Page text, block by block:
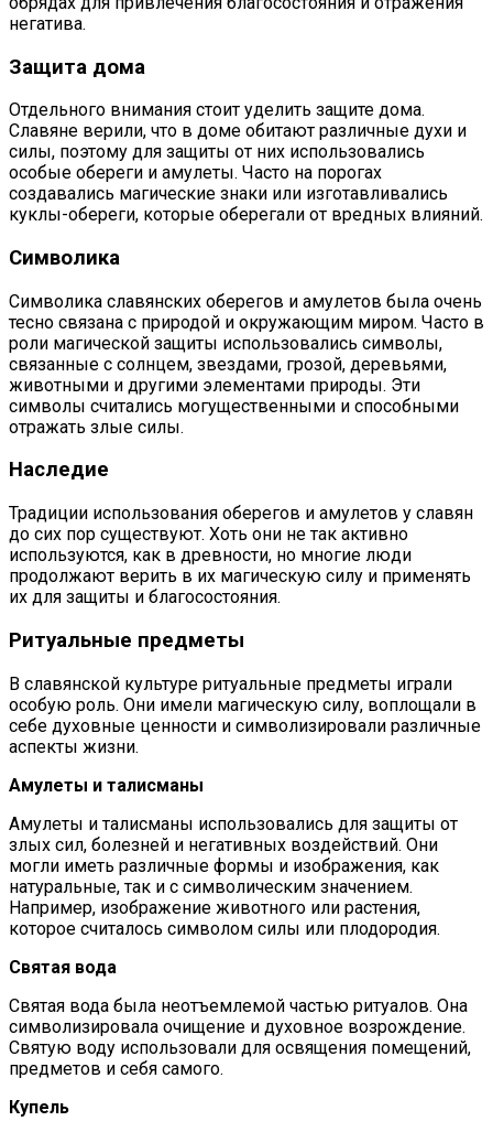
негатива.
Защита дома
Отдельного внимания стоит уделить защите дома.
Славяне верили, что в доме обитают различные духи и
силы, поэтому для защиты от них использовались
особые обереги и амулеты. Часто на порогах
создавались магические знаки или изготавливались
куклы-обереги, которые оберегали от вредных влияний.
Символика
Символика славянских оберегов и амулетов была очень
тесно связана с природой и окружающим миром. Часто в
роли магической защиты использовались символы,
связанные с солнцем, звездами, грозой, деревьями,
животными и другими элементами природы. Эти
символы считались могущественными и способными
отражать злые силы.
Наследие
Традиции использования оберегов и амулетов у славян
до сих пор существуют. Хоть они не так активно
используются, как в древности, но многие люди
продолжают верить в их магическую силу и применять
их для защиты и благосостояния.
Ритуальные предметы
В славянской культуре ритуальные предметы играли
особую роль. Они имели магическую силу, воплощали в
себе духовные ценности и символизировали различные
аспекты жизни.
Амулеты и талисманы
Амулеты и талисманы использовались для защиты от
злых сил, болезней и негативных воздействий. Они
могли иметь различные формы и изображения, как
натуральные, так и с символическим значением.
Например, изображение животного или растения,
которое считалось символом силы или плодородия.
Святая вода
Святая вода была неотъемлемой частью ритуалов. Она
символизировала очищение и духовное возрождение.
Святую воду использовали для освящения помещений,
предметов и себя самого.
Купель